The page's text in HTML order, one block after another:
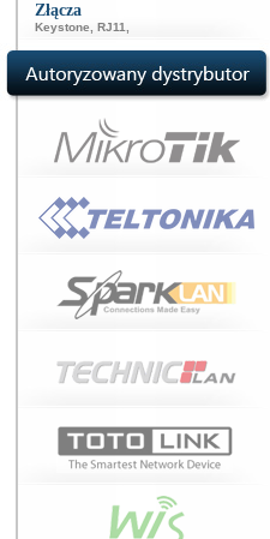
Złącza
Keystone RJ11